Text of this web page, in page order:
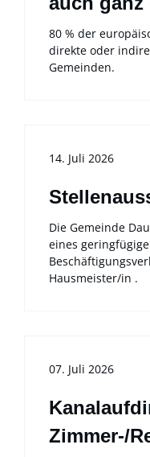
80 % der
direkte oder
Gemeinden.
14. Juli 2026
Die Gemeinde
eines
Hausmeister/in .
07. Juli 2026
Zimmer-/